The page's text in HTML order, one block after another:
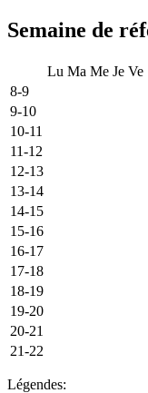
Semaine de
Lu Ma Me Je Ve
8-9
9-10
10-11
11-12
12-13
13-14
14-15
15-16
16-17
17-18
18-19
19-20
20-21
21-22
Légendes: